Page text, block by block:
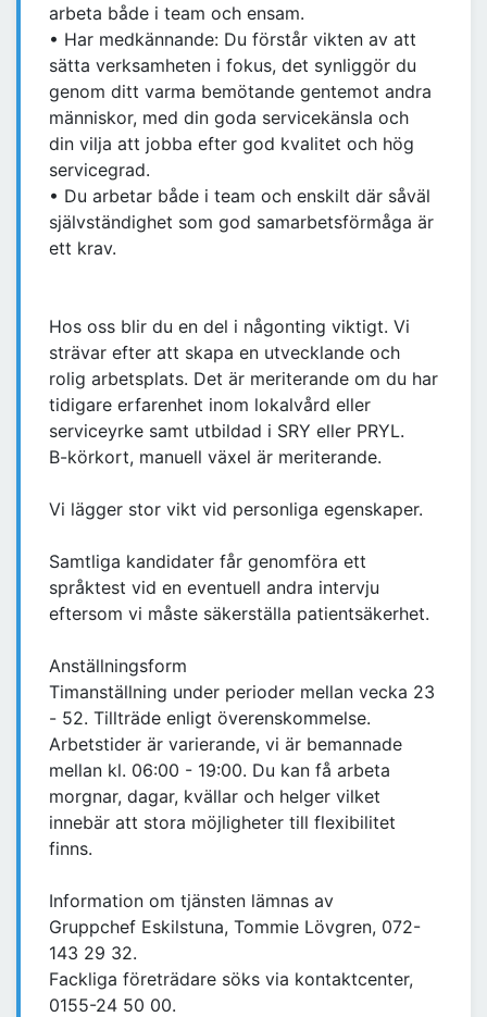
arbeta både i team och ensam.
• Har medkännande: Du förstår vikten av att
sätta verksamheten i fokus, det synliggör du
genom ditt varma bemötande gentemot andra
människor, med din goda servicekänsla och
din vilja att jobba efter god kvalitet och hög
servicegrad.
• Du arbetar både i team och enskilt där såväl
självständighet som god samarbetsförmåga är
ett krav.
Hos oss blir du en del i någonting viktigt. Vi
strävar efter att skapa en utvecklande och
rolig arbetsplats. Det är meriterande om du har
tidigare erfarenhet inom lokalvård eller
serviceyrke samt utbildad i SRY eller PRYL.
B-körkort, manuell växel är meriterande.
Vi lägger stor vikt vid personliga egenskaper.
Samtliga kandidater får genomföra ett
språktest vid en eventuell andra intervju
eftersom vi måste säkerställa patientsäkerhet.
Anställningsform
Timanställning under perioder mellan vecka 23
- 52. Tillträde enligt överenskommelse.
Arbetstider är varierande, vi är bemannade
mellan kl. 06:00 - 19:00. Du kan få arbeta
morgnar, dagar, kvällar och helger vilket
innebär att stora möjligheter till flexibilitet
finns.
Information om tjänsten lämnas av
Gruppchef Eskilstuna, Tommie Lövgren, 072-
143 29 32.
Fackliga företrädare söks via kontaktcenter,
0155-24 50 00.